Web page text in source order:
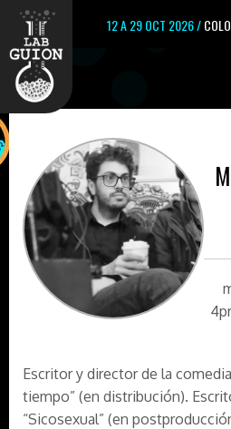
12 A 29 OCT 2026 /
Escritor y director de la
tiempo” (en distribución).
“Sicosexual” (en